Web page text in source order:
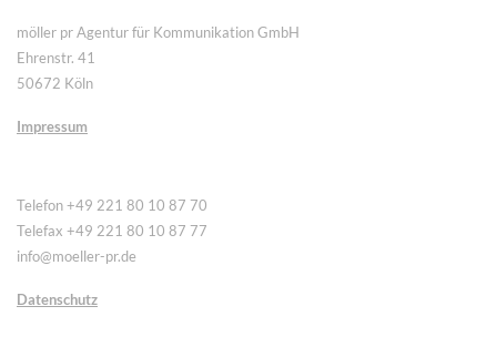
möller pr Agentur für Kommunikation GmbH
Ehrenstr. 41
50672 Köln
Impressum
Telefon +49 221 80 10 87 70
Telefax +49 221 80 10 87 77
info@moeller-pr.de
Datenschutz